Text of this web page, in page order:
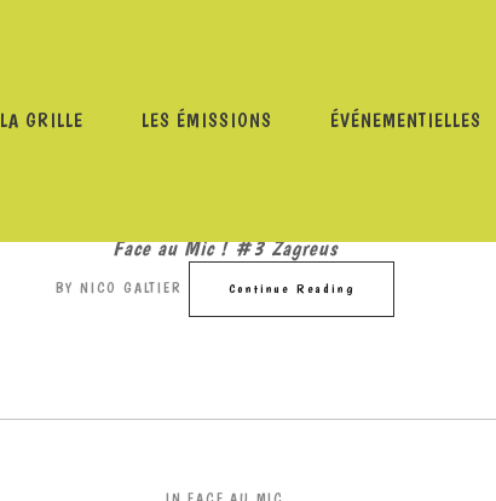
LA GRILLE LES ÉMISSIONS ÉVÉNEMENTIELLES
Face au Mic ! #3 Zagreus
BY NICO GALTIER Continue Reading